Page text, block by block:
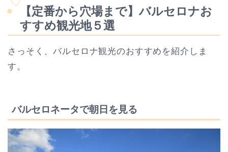
【定番から穴場まで】バルセロナお
すすめ観光地５選
さっそく、バルセロナ観光のおすすめを紹介しま
す。
バルセロネータで朝日を見る